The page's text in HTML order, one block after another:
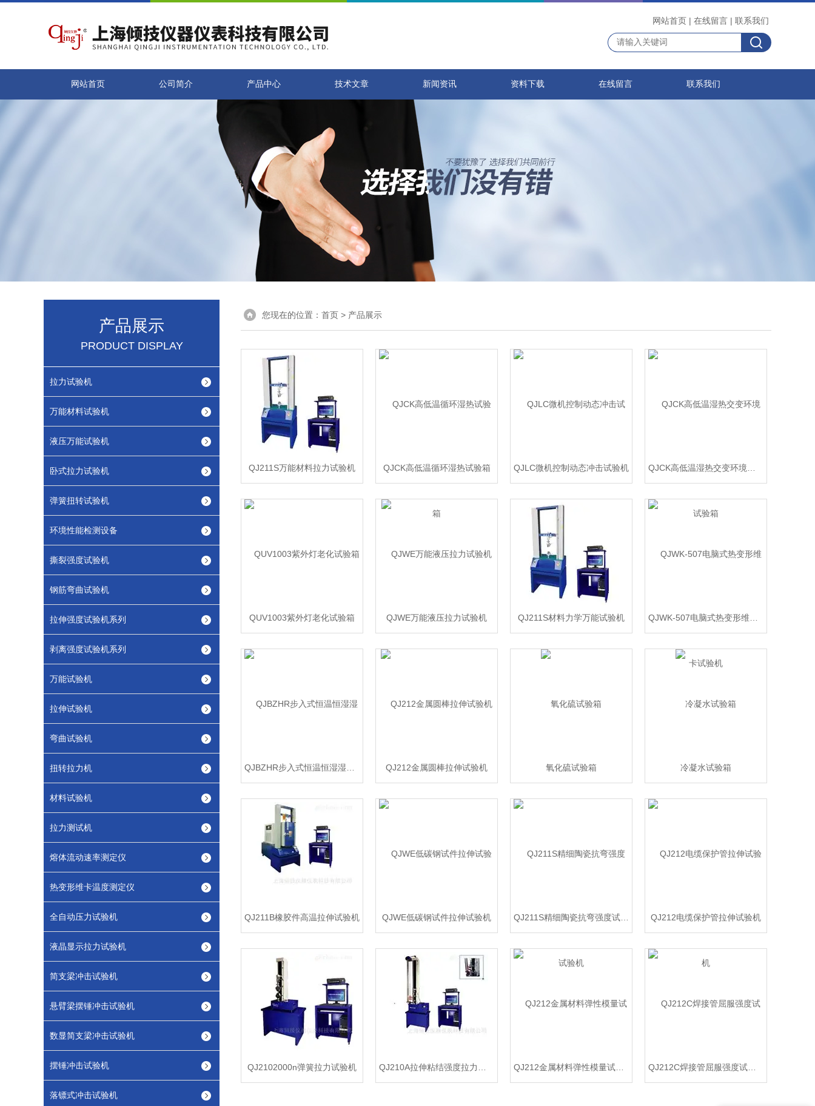
网站首页 | 在线留言 | 联系我们
网站首页 公司简介 产品中心 技术文章 新闻资讯 资料下载 在线留言 联系我们
产品展示
PRODUCT DISPLAY
拉力试验机
万能材料试验机
液压万能试验机
卧式拉力试验机
弹簧扭转试验机
环境性能检测设备
撕裂强度试验机
钢筋弯曲试验机
拉伸强度试验机系列
剥离强度试验机系列
万能试验机
拉伸试验机
弯曲试验机
扭转拉力机
材料试验机
拉力测试机
熔体流动速率测定仪
热变形维卡温度测定仪
全自动压力试验机
液晶显示拉力试验机
简支梁冲击试验机
悬臂梁摆锤冲击试验机
数显简支梁冲击试验机
摆锤冲击试验机
落镖式冲击试验机
您现在的位置： 首页 > 产品展示
QJ211S万能材料拉力试验机 QJCK高低温循环湿热试验箱 QJLC微机控制动态冲击试验机
QUV1003紫外灯老化试验箱 QJWE万能液压拉力试验机 QJ211S材料力学万能试验机
QJ212金属圆棒拉伸试验机 氧化硫试验箱 冷凝水试验箱
QJ211B橡胶件高温拉伸试验机 QJWE低碳钢试件拉伸试验机 QJ212电缆保护管拉伸试验机
QJ2102000n弹簧拉力试验机